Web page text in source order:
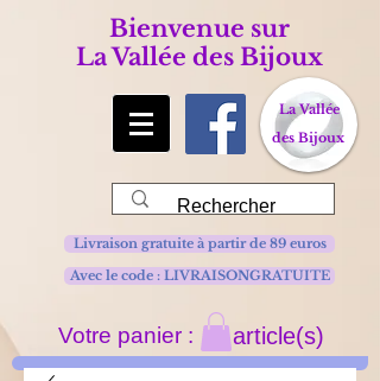
Bienvenue sur
La Vallée des Bijoux
La Vallée
des Bijoux
Avec le code : LIVRAISONGRATUITE
Livraison gratuite à partir de 89 euros
Votre panier : article(s)